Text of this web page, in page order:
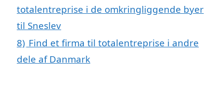
totalentreprise i de omkringliggende byer
til Sneslev
8) Find et firma til totalentreprise i andre
dele af Danmark